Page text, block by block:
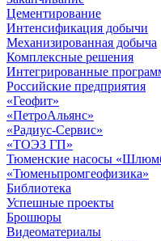
Цементирование
Интенсификация добычи
Механизированная добыча
Комплексные решения
Интегрированные
Российские предприятия
«Геофит»
«ПетроАльянс»
«Радиус-Сервис»
«ТОЭЗ ГП»
Тюменские насосы
«Тюменьпромгеофизика»
Библиотека
Успешные проекты
Брошюры
Видеоматериалы